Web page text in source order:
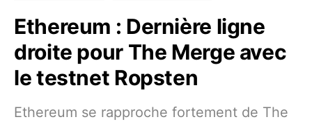
Ethereum : Dernière ligne
droite pour The Merge avec
le testnet Ropsten
Ethereum se rapproche fortement de The